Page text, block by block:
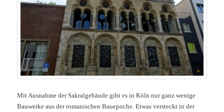
Mit Ausnahme der Sakralgebäude gibt es in Köln nur ganz wenige
Bauwerke aus der romanischen Bauepoche. Etwas versteckt in der